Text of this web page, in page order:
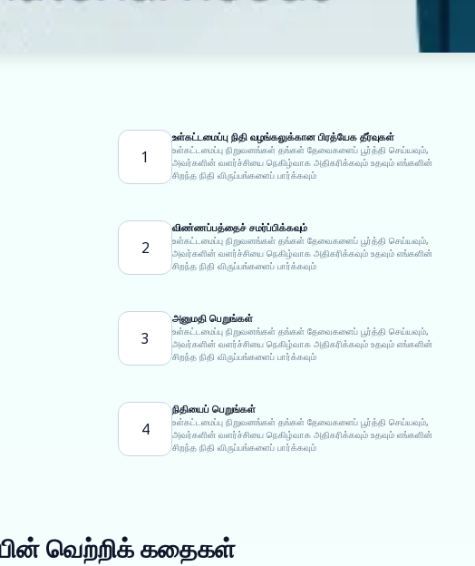
1
உள்கட்டமைப்பு நிதி வழங்கலுக்கான பிரத்யேக தீர்வுகள்
உள்கட்டமைப்பு நிறுவனங்கள் தங்கள் தேவைகளைப் பூர்த்தி செய்யவும்,
அவர்களின் வளர்ச்சியை நெகிழ்வாக அதிகரிக்கவும் உதவும் எங்களின்
சிறந்த நிதி விருப்பங்களைப் பார்க்கவும்
2
விண்ணப்பத்தைச் சமர்ப்பிக்கவும்
உள்கட்டமைப்பு நிறுவனங்கள் தங்கள் தேவைகளைப் பூர்த்தி செய்யவும்,
அவர்களின் வளர்ச்சியை நெகிழ்வாக அதிகரிக்கவும் உதவும் எங்களின்
சிறந்த நிதி விருப்பங்களைப் பார்க்கவும்
3
அனுமதி பெறுங்கள்
உள்கட்டமைப்பு நிறுவனங்கள் தங்கள் தேவைகளைப் பூர்த்தி செய்யவும்,
அவர்களின் வளர்ச்சியை நெகிழ்வாக அதிகரிக்கவும் உதவும் எங்களின்
சிறந்த நிதி விருப்பங்களைப் பார்க்கவும்
4
நிதியைப் பெறுங்கள்
உள்கட்டமைப்பு நிறுவனங்கள் தங்கள் தேவைகளைப் பூர்த்தி செய்யவும்,
அவர்களின் வளர்ச்சியை நெகிழ்வாக அதிகரிக்கவும் உதவும் எங்களின்
சிறந்த நிதி விருப்பங்களைப் பார்க்கவும்
வெற்றிக் கதைகள்